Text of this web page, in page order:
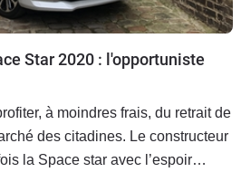
Star 2020 : l'opportuniste
à moindres frais, du retrait de
des citadines. Le constructeur
la Space star avec l’espoir